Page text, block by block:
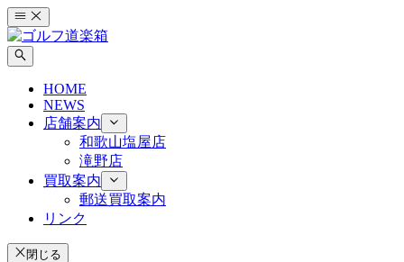
コ
ン
テ
ン
HOME
NEWS
店舗案内
和歌山塩屋店
滝野店
買取案内
郵送買取案内
リンク
閉じる